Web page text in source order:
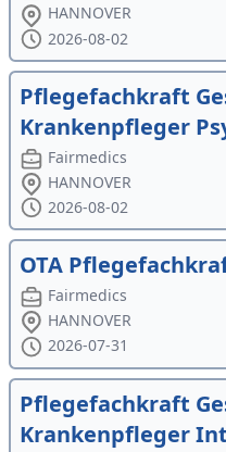
HANNOVER
2026-08-02
Pflegefachkraft
Krankenpfleger
Fairmedics
HANNOVER
2026-08-02
OTA
Fairmedics
HANNOVER
2026-07-31
Pflegefachkraft
Krankenpfleger